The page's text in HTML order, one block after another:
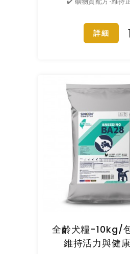
詳細
全齡犬糧-10kg/
維持活力與健